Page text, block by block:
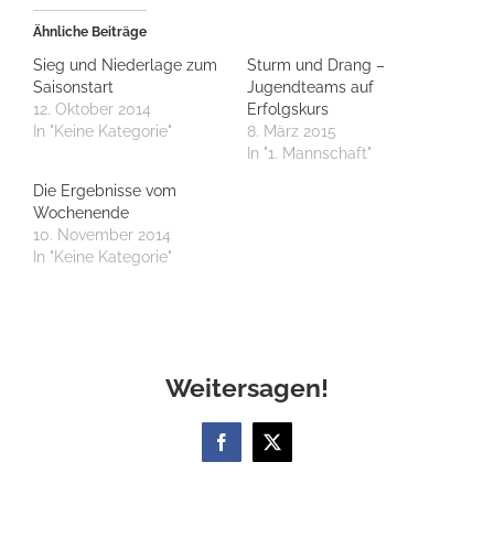
Ähnliche Beiträge
Sieg und Niederlage zum
Saisonstart
12. Oktober 2014
In "Keine Kategorie"
Sturm und Drang –
Jugendteams auf
Erfolgskurs
8. März 2015
In "1. Mannschaft"
Die Ergebnisse vom
Wochenende
10. November 2014
In "Keine Kategorie"
Weitersagen!
Facebook
X